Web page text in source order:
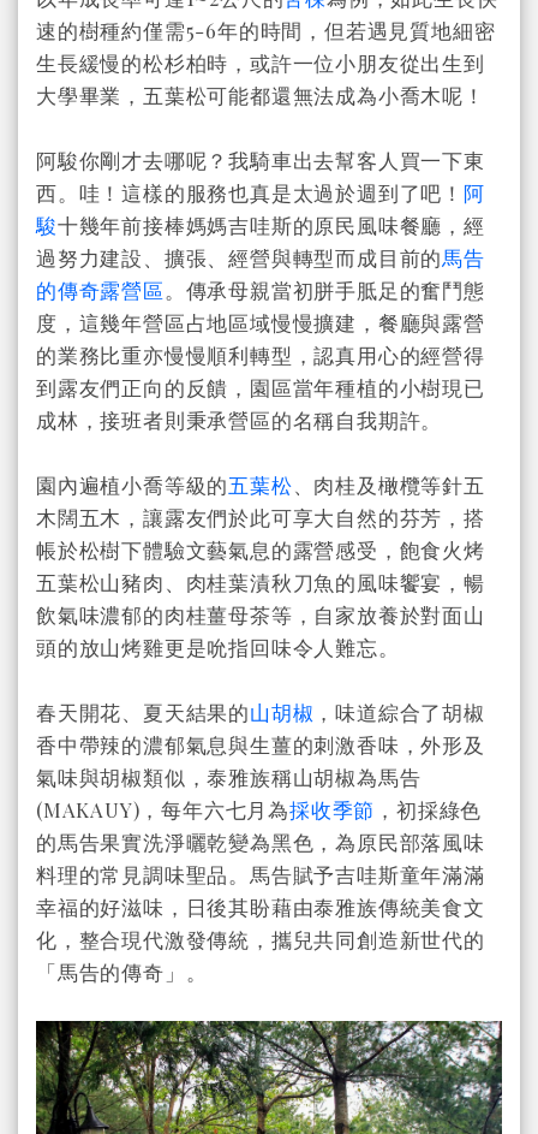
速的樹種約僅需5-6年的時間，但若遇見質地細密
生長緩慢的松杉柏時，或許一位小朋友從出生到
大學畢業，五葉松可能都還無法成為小喬木呢！
阿駿你剛才去哪呢？我騎車出去幫客人買一下東
西。哇！這樣的服務也真是太過於週到了吧！ 阿
駿十幾年前接棒媽媽吉哇斯的原民風味餐廳，經
過努力建設、擴張、經營與轉型而成目前的馬告
的傳奇露營區。傳承母親當初胼手胝足的奮鬥態
度，這幾年營區占地區域慢慢擴建，餐廳與露營
的業務比重亦慢慢順利轉型，認真用心的經營得
到露友們正向的反饋，園區當年種植的小樹現已
成林，接班者則秉承營區的名稱自我期許。
園內遍植小喬等級的五葉松、肉桂及橄欖等針五
木闊五木，讓露友們於此可享大自然的芬芳，搭
帳於松樹下體驗文藝氣息的露營感受，飽食火烤
五葉松山豬肉、肉桂葉漬秋刀魚的風味饗宴，暢
飲氣味濃郁的肉桂薑母茶等，自家放養於對面山
頭的放山烤雞更是吮指回味令人難忘。
春天開花、夏天結果的山胡椒 ，味道綜合了胡椒
香中帶辣的濃郁氣息與生薑的刺激香味，外形及
氣味與胡椒類似，泰雅族稱山胡椒為馬告
(MAKAUY)，每年六七月為採收季節 ，初採綠色
的馬告果實洗淨曬乾變為黑色，為原民部落風味
料理的常見調味聖品。馬告賦予吉哇斯童年滿滿
幸福的好滋味，日後其盼藉由泰雅族傳統美食文
化，整合現代激發傳統，攜兒共同創造新世代的
「馬告的傳奇」。